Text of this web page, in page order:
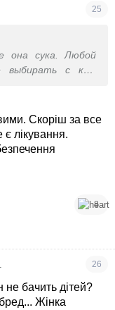
25
она сука. Любой
выбирать с кем
Скоріш за все
лікування.
8
26
не бачить дітей?
Жінка